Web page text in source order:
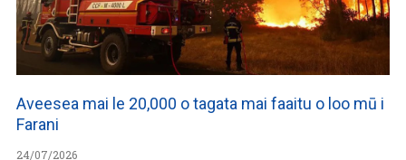
Aveesea mai le 20,000 o tagata mai faaitu o loo mū i
Farani
24/07/2026